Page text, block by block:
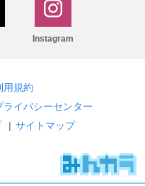
Instagram
用規約
ライバシーセンター
| サイトマップ